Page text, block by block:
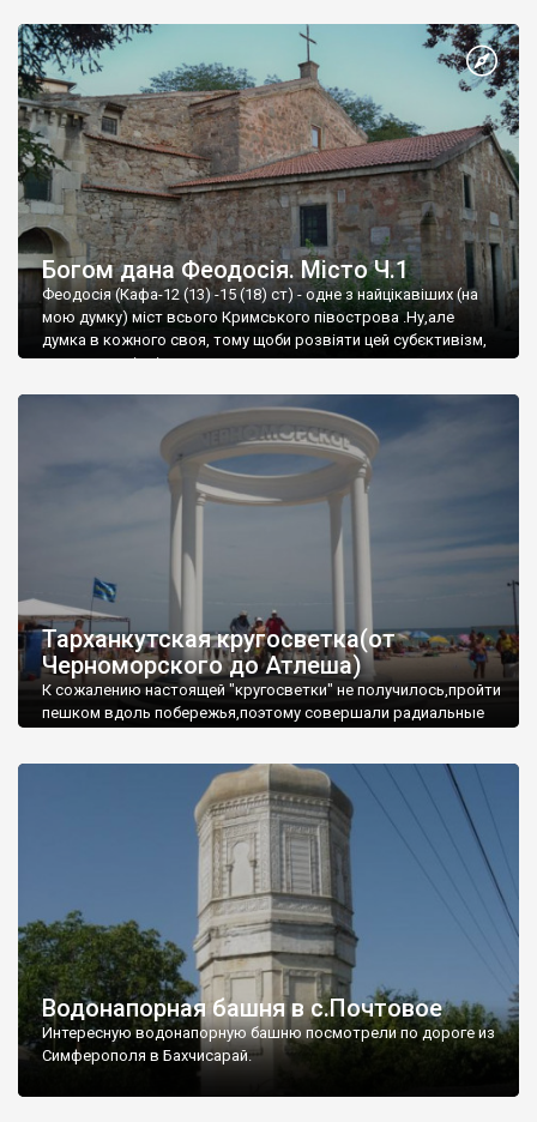
Богом дана Феодосія. Місто Ч.1
Феодосія (Кафа-12 (13) -15 (18) ст) - одне з найцікавіших (на
мою думку) міст всього Кримського півострова .Ну,але
думка в кожного своя, тому щоби розвіяти цей субєктивізм,
запрошую відвідати це
Тарханкутская кругосветка(от
Черноморского до Атлеша)
К сожалению настоящей "кругосветки" не получилось,пройти
пешком вдоль побережья,поэтому совершали радиальные
Водонапорная башня в с.Почтовое
Интересную водонапорную башню посмотрели по дороге из
Симферополя в Бахчисарай.